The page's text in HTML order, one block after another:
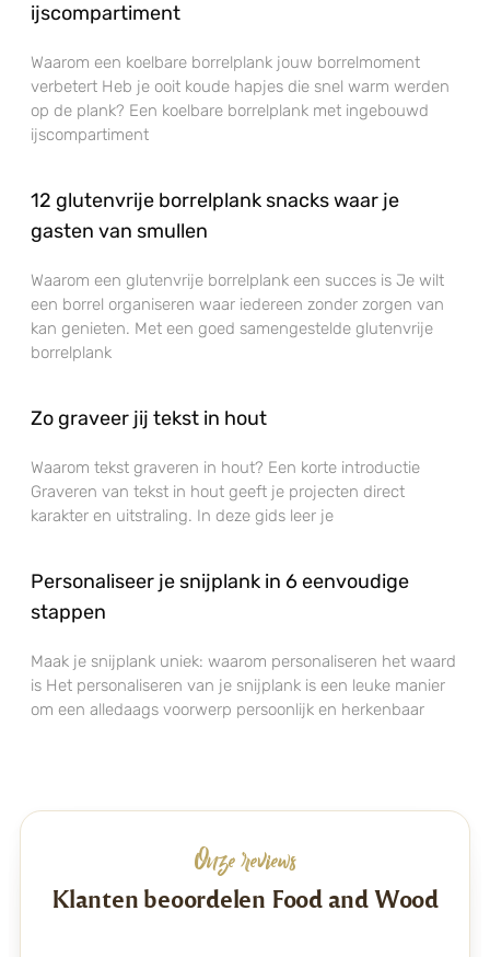
ijscompartiment
Waarom een koelbare borrelplank jouw borrelmoment
verbetert Heb je ooit koude hapjes die snel warm werden
op de plank? Een koelbare borrelplank met ingebouwd
ijscompartiment
12 glutenvrije borrelplank snacks waar je
gasten van smullen
Waarom een glutenvrije borrelplank een succes is Je wilt
een borrel organiseren waar iedereen zonder zorgen van
kan genieten. Met een goed samengestelde glutenvrije
borrelplank
Zo graveer jij tekst in hout
Waarom tekst graveren in hout? Een korte introductie
Graveren van tekst in hout geeft je projecten direct
karakter en uitstraling. In deze gids leer je
Personaliseer je snijplank in 6 eenvoudige
stappen
Maak je snijplank uniek: waarom personaliseren het waard
is Het personaliseren van je snijplank is een leuke manier
om een alledaags voorwerp persoonlijk en herkenbaar
Onze reviews
Klanten beoordelen Food and Wood